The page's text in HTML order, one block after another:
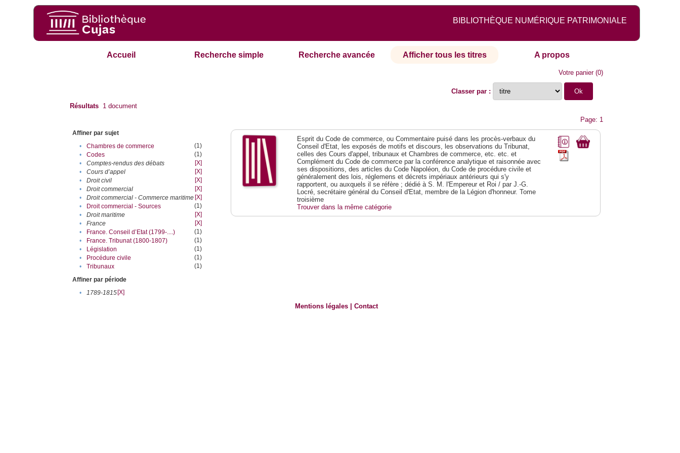
BIBLIOTHÈQUE NUMÉRIQUE PATRIMONIALE
Accueil Recherche simple Recherche avancée Afficher tous les titres A propos
Votre panier(0)
Classer par :
Résultats 1 document
Page: 1
Affiner par sujet
•
Chambres de commerce
(1)
•
Codes
(1)
•
Comptes-rendus des débats
[X]
•
Cours d’appel
[X]
•
Droit civil
[X]
•
Droit commercial
[X]
•
Droit commercial - Commerce maritime [X]
•
Droit commercial - Sources
(1)
•
Droit maritime
[X]
•
France
[X]
•
France. Conseil d’Etat (1799-....)
(1)
•
France. Tribunat (1800-1807)
(1)
•
Législation
(1)
•
Procédure civile
(1)
•
Tribunaux
(1)
Affiner par période
•
1789-1815[X]
Esprit du Code de commerce, ou Commentaire puisé dans les procès-verbaux du
Conseil d'Etat, les exposés de motifs et discours, les observations du Tribunat,
celles des Cours d'appel, tribunaux et Chambres de commerce, etc. etc. et
Complément du Code de commerce par la conférence analytique et raisonnée avec
ses dispositions, des articles du Code Napoléon, du Code de procédure civile et
généralement des lois, réglemens et décrets impériaux antérieurs qui s'y
rapportent, ou auxquels il se réfère ; dédié à S. M. l'Empereur et Roi / par J.-G.
Locré, secrétaire général du Conseil d'Etat, membre de la Légion d'honneur. Tome
troisième
Trouver dans la même catégorie
Mentions légales |Contact